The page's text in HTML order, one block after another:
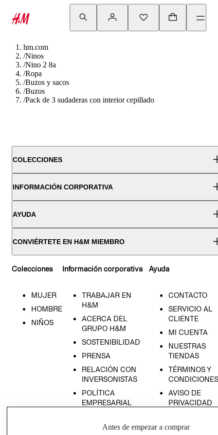
hm.com
/Ninos
/Nino 2 8a
/Ropa
/Buzos y sacos
/Buzos
/Pack de 3 sudaderas con interior cepillado
COLECCIONES
INFORMACIÓN CORPORATIVA
AYUDA
CONVIÉRTETE EN H&M MIEMBRO
Colecciones
MUJER
HOMBRE
NIÑOS
Información corporativa
TRABAJAR EN
H&M
ACERCA DEL
GRUPO H&M
SOSTENIBILIDAD
PRENSA
RELACIÓN CON
INVERSONISTAS
POLÍTICA
EMPRESARIAL
Ayuda
CONTACTO
SERVICIO AL
CLIENTE
MI CUENTA
NUESTRAS
TIENDAS
TÉRMINOS Y
CONDICIONES
AVISO DE
PRIVACIDAD
AVISO DE
Antes de empezar a comprar